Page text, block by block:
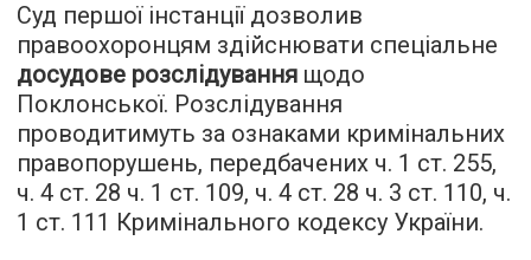
Суд першої інстанції дозволив
правоохоронцям здійснювати спеціальне
досудове розслідування щодо
Поклонської. Розслідування
проводитимуть за ознаками кримінальних
правопорушень, передбачених ч. 1 ст. 255,
ч. 4 ст. 28 ч. 1 ст. 109, ч. 4 ст. 28 ч. 3 ст. 110, ч.
1 ст. 111 Кримінального кодексу України.